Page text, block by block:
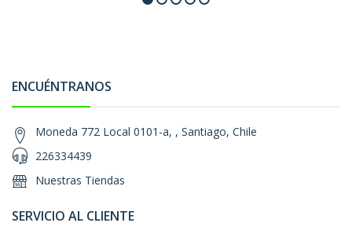
ENCUÉNTRANOS
Moneda 772 Local 0101-a, , Santiago, Chile
226334439
Nuestras Tiendas
SERVICIO AL CLIENTE